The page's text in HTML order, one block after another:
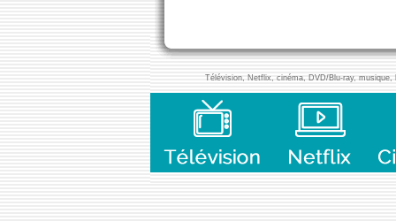
Télévision, Netflix, cinéma, DVD/Blu-ray,